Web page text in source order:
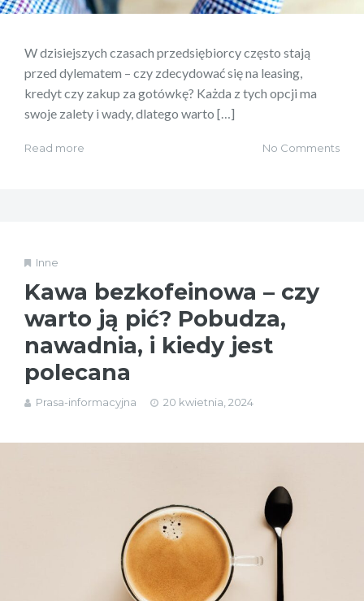
W dzisiejszych czasach przedsiębiorcy często stają
przed dylematem – czy zdecydować się na leasing,
kredyt czy zakup za gotówkę? Każda z tych opcji ma
swoje zalety i wady, dlatego warto […]
Read more No Comments
Inne
Kawa bezkofeinowa – czy
warto ją pić? Pobudza,
nawadnia, i kiedy jest
polecana
Prasa-informacyjna 20 kwietnia, 2024